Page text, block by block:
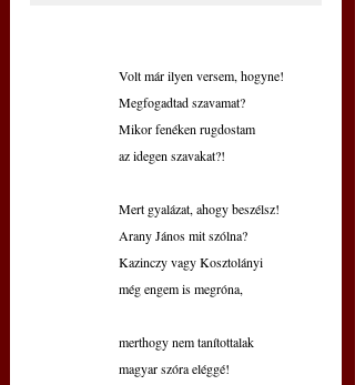
Volt már ilyen versem, hogyne!
Megfogadtad szavamat?
Mikor fenéken rugdostam
az idegen szavakat?!
Mert gyalázat, ahogy beszélsz!
Arany János mit szólna?
Kazinczy vagy Kosztolányi
még engem is megróna,
merthogy nem tanítottalak
magyar szóra eléggé!